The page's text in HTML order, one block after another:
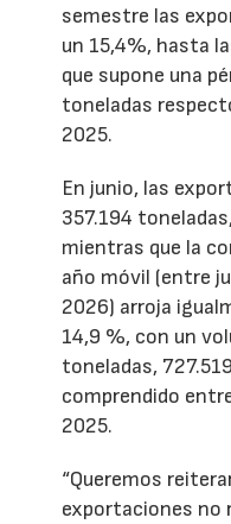
semestre las
un 15,4%, hasta
que supone una
toneladas
2025.
En junio, las
357.194
mientras que la
año móvil (entre
2026) arroja
14,9 %, con un
toneladas,
comprendido
2025.
“Queremos
exportaciones no